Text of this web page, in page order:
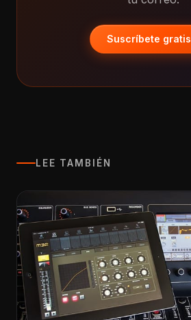
Suscríbete gratis
LEE TAMBIÉN